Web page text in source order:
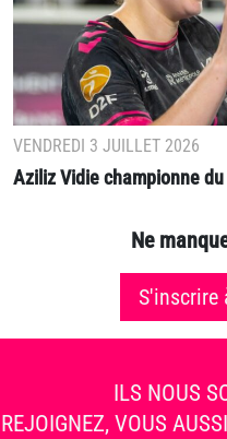
VENDREDI 3 JUILLET 2026
Aziliz Vidie championne
Ne
S'inscrire
ILS NOUS
REJOIGNEZ, VOUS